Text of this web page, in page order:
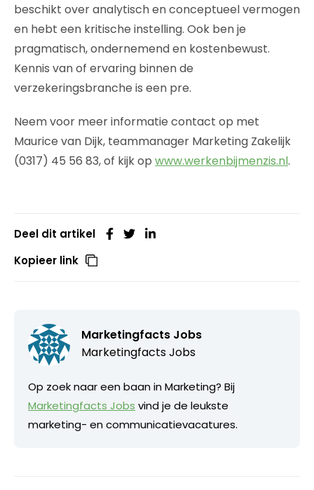
beschikt over analytisch en conceptueel vermogen
en hebt een kritische instelling. Ook ben je
pragmatisch, ondernemend en kostenbewust.
Kennis van of ervaring binnen de
verzekeringsbranche is een pre.
Neem voor meer informatie contact op met
Maurice van Dijk, teammanager Marketing Zakelijk
(0317) 45 56 83, of kijk op www.werkenbijmenzis.nl.
Deel dit artikel
Kopieer link
Marketingfacts Jobs
Marketingfacts Jobs
Op zoek naar een baan in Marketing? Bij
Marketingfacts Jobs vind je de leukste
marketing- en communicatievacatures.